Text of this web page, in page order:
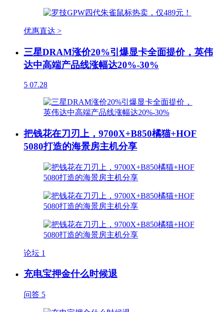
优惠直达 >
三星DRAM涨价20%引爆显卡全面提价，英伟
达中高端产品线涨幅达20%-30%
5 07.28
把钱花在刀刃上，9700X+B850橘猫+HOF
5080打造的海景房主机分享
论坛 1
充电宝押金什么时候退
问答 5